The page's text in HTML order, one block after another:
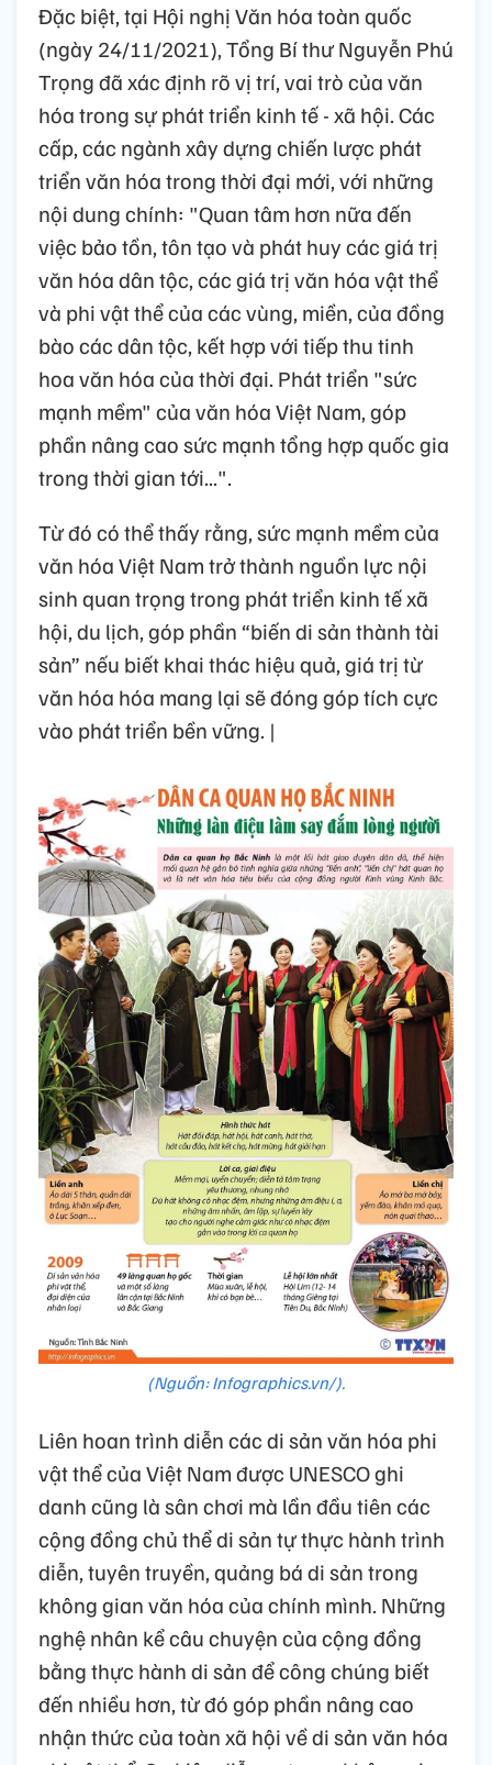
Đặc biệt, tại Hội nghị Văn hóa toàn quốc
(ngày 24/11/2021), Tổng Bí thư Nguyễn Phú
Trọng đã xác định rõ vị trí, vai trò của văn
hóa trong sự phát triển kinh tế - xã hội. Các
cấp, các ngành xây dựng chiến lược phát
triển văn hóa trong thời đại mới, với những
nội dung chính: "Quan tâm hơn nữa đến
việc bảo tồn, tôn tạo và phát huy các giá trị
văn hóa dân tộc, các giá trị văn hóa vật thể
và phi vật thể của các vùng, miền, của đồng
bào các dân tộc, kết hợp với tiếp thu tinh
hoa văn hóa của thời đại. Phát triển "sức
mạnh mềm" của văn hóa Việt Nam, góp
phần nâng cao sức mạnh tổng hợp quốc gia
trong thời gian tới...".
Từ đó có thể thấy rằng, sức mạnh mềm của
văn hóa Việt Nam trở thành nguồn lực nội
sinh quan trọng trong phát triển kinh tế xã
hội, du lịch, góp phần “biến di sản thành tài
sản” nếu biết khai thác hiệu quả, giá trị từ
văn hóa hóa mang lại sẽ đóng góp tích cực
vào phát triển bền vững. |
(Nguồn: Infographics.vn/).
Liên hoan trình diễn các di sản văn hóa phi
vật thể của Việt Nam được UNESCO ghi
danh cũng là sân chơi mà lần đầu tiên các
cộng đồng chủ thể di sản tự thực hành trình
diễn, tuyên truyền, quảng bá di sản trong
không gian văn hóa của chính mình. Những
nghệ nhân kể câu chuyện của cộng đồng
bằng thực hành di sản để công chúng biết
đến nhiều hơn, từ đó góp phần nâng cao
nhận thức của toàn xã hội về di sản văn hóa